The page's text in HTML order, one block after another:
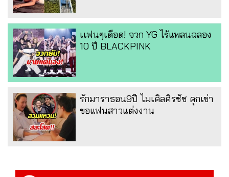
เเฟนๆเดือด! จวก YG ไร้แพลนฉลอง
10 ปี BLACKPINK
รักมาราธอน9ปี ไมเคิลศิรชัช คุกเข่า
ขอแฟนสาวแต่งงาน